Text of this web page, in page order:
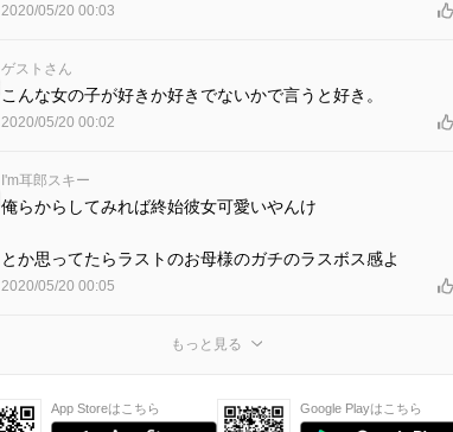
2020/05/20 00:03
ゲストさん
こんな女の子が好きか好きでないかで言うと好き。
2020/05/20 00:02
I'm耳郎スキー
俺らからしてみれば終始彼女可愛いやんけ
とか思ってたらラストのお母様のガチのラスボス感よ
2020/05/20 00:05
もっと見る
App Storeはこちら Google Playはこちら